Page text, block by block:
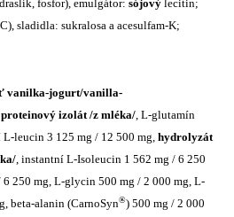
fosfor), emulgátor: sójový lecitin;
sladidla: sukralosa a acesulfam-K;
vanilka-jogurt/vanilla-
izolát /z mléka/ , L-glutamín
leucin 3 125 mg / 12 500 mg, hydrolyzát
, instantní L-Isoleucin 1 562 mg / 6 250
250 mg, L-glycin 500 mg / 2 000 mg, L-
beta-alanin (CarnoSyn®) 500 mg / 2 000